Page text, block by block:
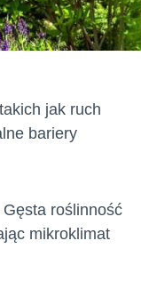
jak ruch
bariery
roślinność
mikroklimat